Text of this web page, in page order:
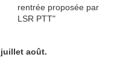
Marche nordique ! Horaires et lieux juillet août.